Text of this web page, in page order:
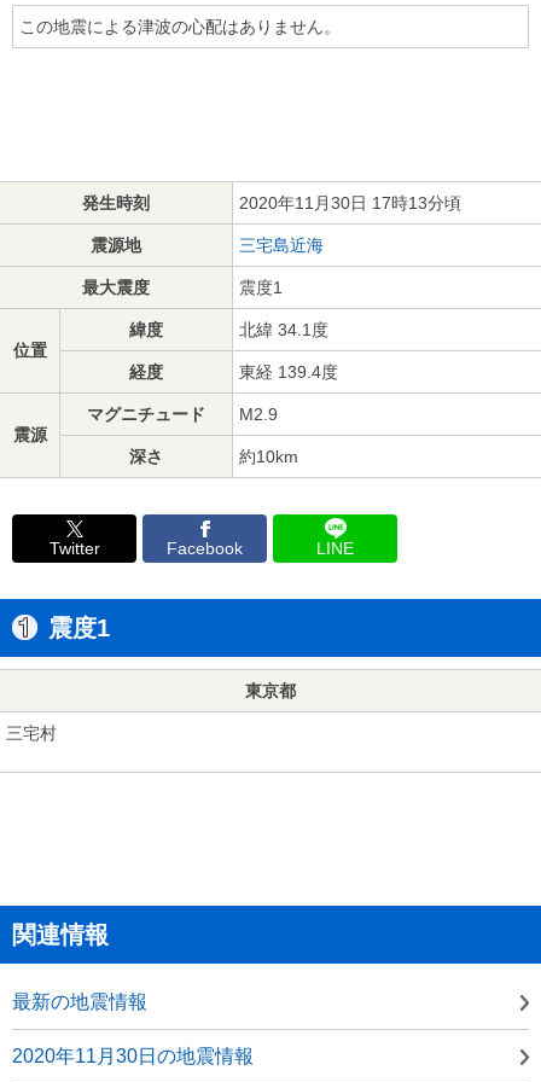
この地震による津波の心配はありません。
発生時刻 2020年11月30日 17時13分頃
震源地 三宅島近海
最大震度 震度1
位置
緯度 北緯 34.1度
経度 東経 139.4度
震源
マグニチュード M2.9
深さ 約10km
Twitter Facebook LINE
震度1
東京都
三宅村
関連情報
最新の地震情報
2020年11月30日の地震情報